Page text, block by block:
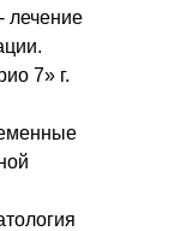
лечение
7» г.